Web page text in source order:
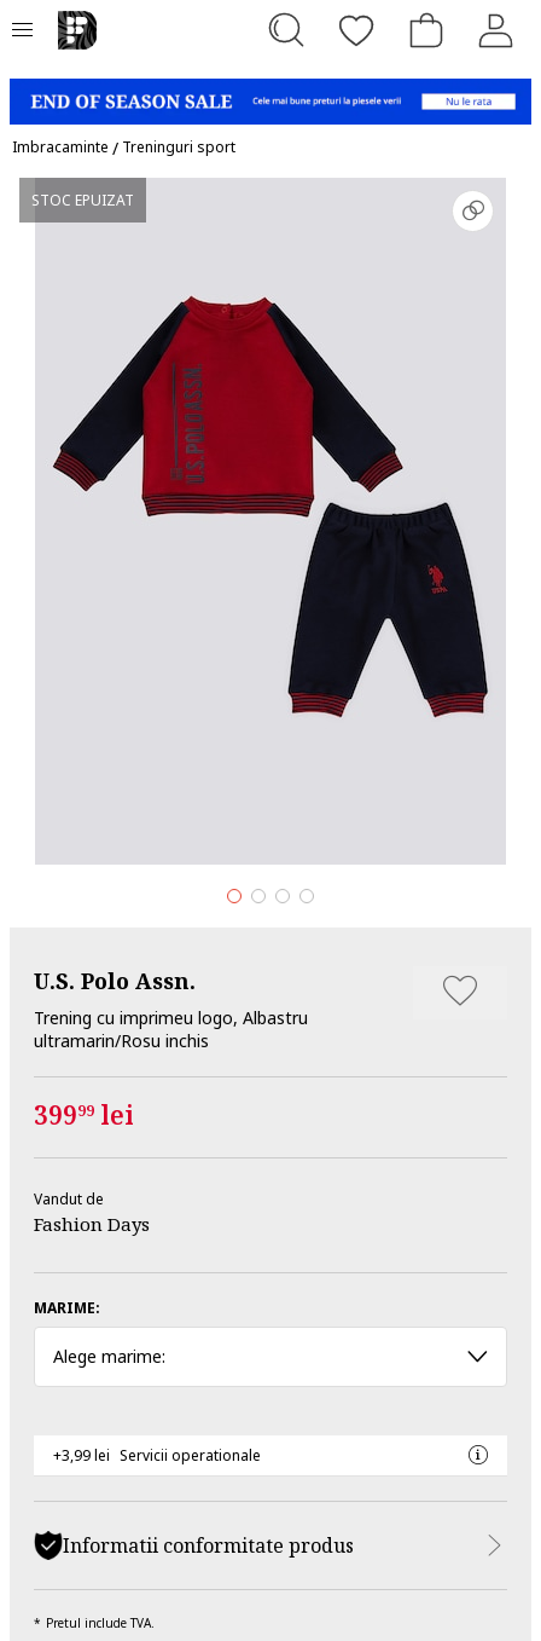
Imbracaminte / Treninguri sport
STOC EPUIZAT
U.S. Polo Assn.
Trening cu imprimeu logo, Albastru
ultramarin/Rosu inchis
39999 lei
Vandut de
Fashion Days
MARIME:
Alege marime:
+3,99 lei Servicii operationale
Informatii conformitate produs
Pretul include TVA.